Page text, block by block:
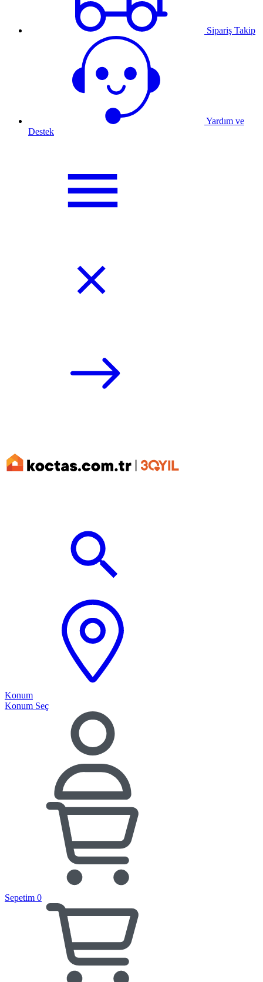
Sipariş Takip
Yardım ve
Destek
Konum
Konum Seç
Sepetim 0